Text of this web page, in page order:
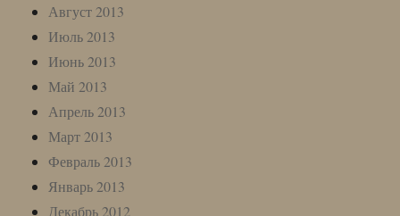
Август 2013
Июль 2013
Июнь 2013
Май 2013
Апрель 2013
Март 2013
Февраль 2013
Январь 2013
Декабрь 2012